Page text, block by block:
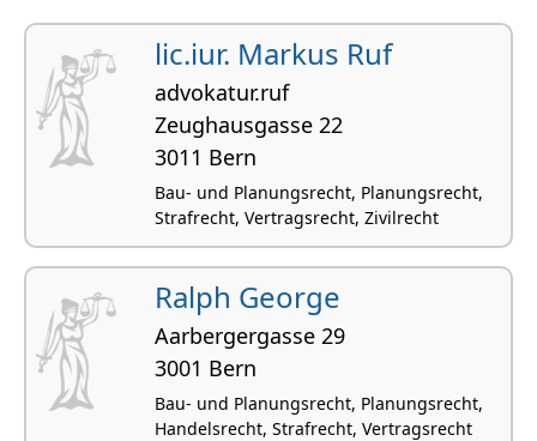
lic.iur. Markus Ruf
advokatur.ruf
Zeughausgasse 22
3011 Bern
Bau- und Planungsrecht, Planungsrecht,
Strafrecht, Vertragsrecht, Zivilrecht
Ralph George
Aarbergergasse 29
3001 Bern
Bau- und Planungsrecht, Planungsrecht,
Handelsrecht, Strafrecht, Vertragsrecht